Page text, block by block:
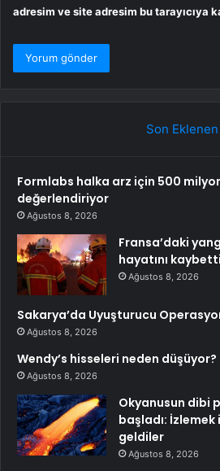
adresim ve site adresim bu tarayıcıya
Son Eklenen
Formlabs halka arz için 500
değerlendiriyor
Ağustos 8, 2026
Fransa’daki
hayatını kaybetti
Ağustos 8, 2026
Sakarya’da Uyuşturucu
Ağustos 8, 2026
Wendy’s hisseleri neden düşüyor?
Ağustos 8, 2026
Okyanusun dibi
başladı: İzlemek
geldiler
Ağustos 8, 2026